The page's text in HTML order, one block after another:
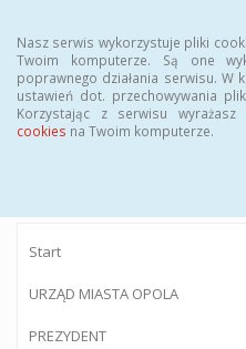
Nasz serwis wykorzystuje pliki
Twoim komputerze. Są one
poprawnego działania serwisu. W
ustawień dot. przechowywania
Korzystając z serwisu
cookies na Twoim komputerze.
BIULETYN
Urzędu
Start
URZĄD MIASTA OPOLA
PREZYDENT